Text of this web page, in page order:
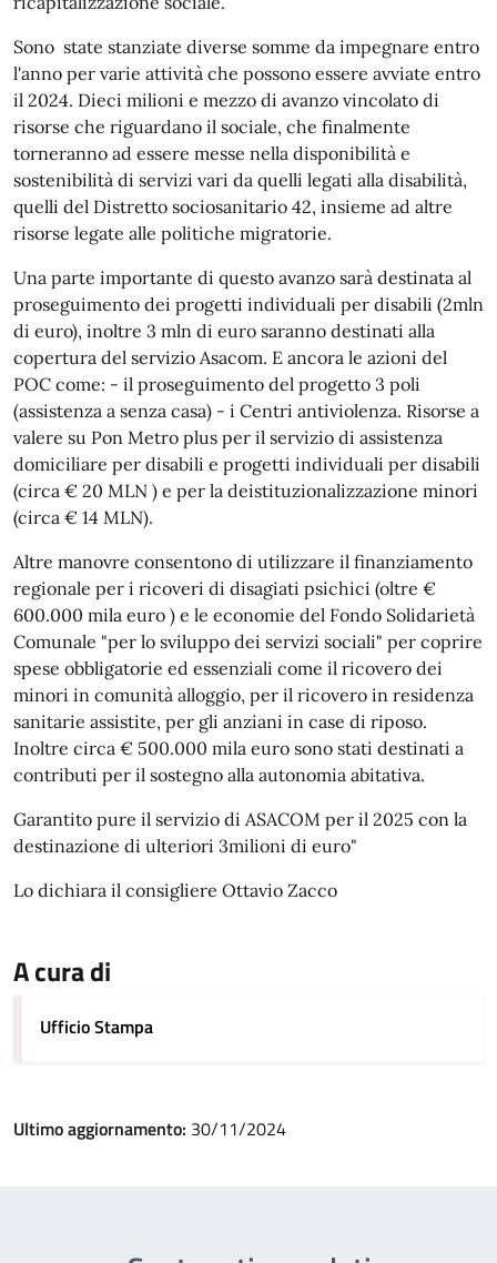
Sono state stanziate diverse somme da impegnare entro
l'anno per varie attività che possono essere avviate entro
il 2024. Dieci milioni e mezzo di avanzo vincolato di
risorse che riguardano il sociale, che finalmente
torneranno ad essere messe nella disponibilità e
sostenibilità di servizi vari da quelli legati alla disabilità,
quelli del Distretto sociosanitario 42, insieme ad altre
risorse legate alle politiche migratorie.
Una parte importante di questo avanzo sarà destinata al
proseguimento dei progetti individuali per disabili (2mln
di euro), inoltre 3 mln di euro saranno destinati alla
copertura del servizio Asacom. E ancora le azioni del
POC come: - il proseguimento del progetto 3 poli
(assistenza a senza casa) - i Centri antiviolenza. Risorse a
valere su Pon Metro plus per il servizio di assistenza
domiciliare per disabili e progetti individuali per disabili
(circa € 20 MLN ) e per la deistituzionalizzazione minori
(circa € 14 MLN).
Altre manovre consentono di utilizzare il finanziamento
regionale per i ricoveri di disagiati psichici (oltre €
600.000 mila euro ) e le economie del Fondo Solidarietà
Comunale "per lo sviluppo dei servizi sociali" per coprire
spese obbligatorie ed essenziali come il ricovero dei
minori in comunità alloggio, per il ricovero in residenza
sanitarie assistite, per gli anziani in case di riposo.
Inoltre circa € 500.000 mila euro sono stati destinati a
contributi per il sostegno alla autonomia abitativa.
Garantito pure il servizio di ASACOM per il 2025 con la
destinazione di ulteriori 3milioni di euro"
Lo dichiara il consigliere Ottavio Zacco
A cura di
Ufficio Stampa
Ultimo aggiornamento: 30/11/2024